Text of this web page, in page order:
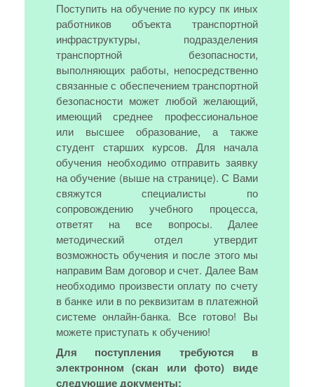
Поступить на обучение по курсу пк иных
работников объекта транспортной
инфраструктуры, подразделения
транспортной безопасности,
выполняющих работы, непосредственно
связанные с обеспечением транспортной
безопасности может любой желающий,
имеющий среднее профессиональное
или высшее образование, а также
студент старших курсов. Для начала
обучения необходимо отправить заявку
на обучение (выше на странице). С Вами
свяжутся специалисты по
сопровождению учебного процесса,
ответят на все вопросы. Далее
методический отдел утвердит
возможность обучения и после этого мы
направим Вам договор и счет. Далее Вам
необходимо произвести оплату по счету
в банке или в по реквизитам в платежной
системе онлайн-банка. Все готово! Вы
можете приступать к обучению!
Для поступления требуются в
электронном (скан или фото) виде
следующие документы: